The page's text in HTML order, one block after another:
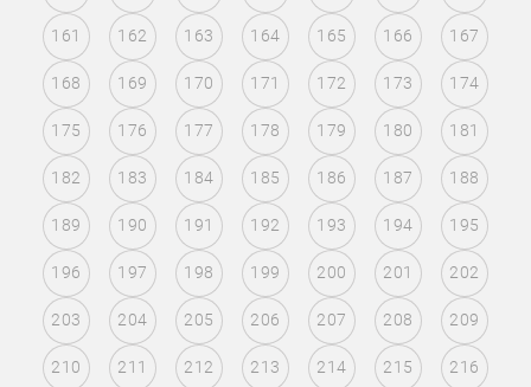
161 162 163 164 165 166 167
168 169 170 171 172 173 174
175 176 177 178 179 180 181
182 183 184 185 186 187 188
189 190 191 192 193 194 195
196 197 198 199 200 201 202
203 204 205 206 207 208 209
210 211 212 213 214 215 216